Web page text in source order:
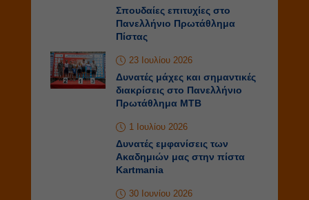
Σπουδαίες επιτυχίες στο
Πανελλήνιο Πρωτάθλημα
Πίστας
23 Ιουλίου 2026
Δυνατές μάχες και σημαντικές
διακρίσεις στο Πανελλήνιο
Πρωτάθλημα ΜΤΒ
1 Ιουλίου 2026
Δυνατές εμφανίσεις των
Ακαδημιών μας στην πίστα
Kartmania
30 Ιουνίου 2026